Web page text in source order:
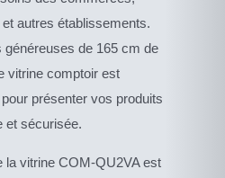
autres établissements.
de 165 cm de
vitrine comptoir est
présenter vos produits
et sécurisée.
la vitrine COM-QU2VA est